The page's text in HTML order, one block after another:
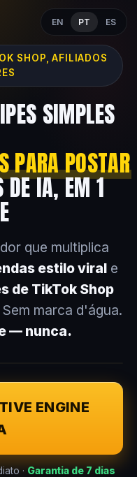
EN PT ES
SHOP, AFILIADOS
SIMPLES
PARA POSTAR
DE IA, EM 1
que multiplica
estilo virale
de TikTok Shop
marca d'água.
— nunca.
ENGINE
· Garantia de 7 dias